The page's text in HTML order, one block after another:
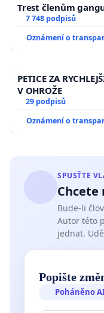
Trest členům
7 748 podpisů
Oznámení o
PETICE ZA
V OHROŽE
29 podpisů
Oznámení o
SPUSŤTE
Chcete
Bude-li
Autor této
jednat.
Popište
Poháněno